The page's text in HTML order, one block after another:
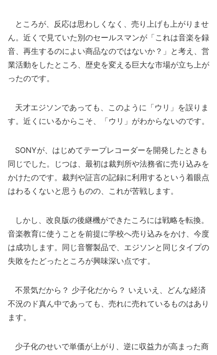
ところが、反応は思わしくなく、売り上げも上がりませ
ん。近くで見ていた別のセールスマンが「これは音楽を録
音、再生するのによい商品なのではないか？」と考え、営
業活動をしたところ、歴史を変える巨大な市場が立ち上が
ったのです。
天才エジソンであっても、このように「ウリ」を誤りま
す。近くにいるからこそ、「ウリ」がわからないのです。
SONYが、はじめてテープレコーダーを開発したときも
同じでした。じつは、最初は裁判所や法務省に売り込みを
かけたのです。裁判や証言の記録に利用するという着眼点
はわるくないと思うものの、これが苦戦します。
しかし、改良版の後継機ができたころには戦略を転換。
音楽教育に使うことを前提に学校へ売り込みをかけ、今度
は成功します。同じ音響製品で、エジソンと同じタイプの
失敗をたどったところが興味深い点です。
不景気だから？ 少子化だから？ いえいえ、どんな経済
不況のド真ん中であっても、売れに売れているものはあり
ます。
少子化のせいで単価が上がり、逆に収益力が高まった商